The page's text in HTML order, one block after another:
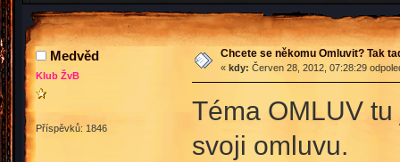
Medvěd
Klub ŽvB
Příspěvků: 1846
Chcete se někomu Omluvit? Tak
« kdy: Červen 28, 2012, 07:28:29
Téma OMLUV
svoji omluvu.